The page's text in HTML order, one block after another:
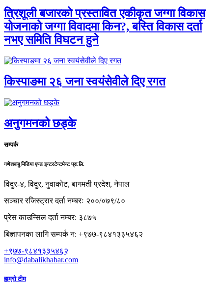
त्रिशूली बजारको प्रस्तावित एकीकृत जग्गा विकास
योजनाको जग्गा विवादमा किन?, बस्ति विकास दर्ता
नभए समिति विघटन हुने
किस्पाङमा २६ जना स्वयंसेवीले दिए रगत
अनुगमनको छड्के
सम्पर्क
गणेशबाबु मिडिया एण्ड इन्टरटेन्टमेन्ट प्रा.लि.
विदुर-४, विदुर, नुवाकोट, बागमती प्रदेश, नेपाल
सञ्चार रजिस्ट्रार दर्ता नम्बरः २००/०७९/८०
प्रेस काउन्सिल दर्ता नम्बर: ३८७५
बिज्ञापनका लागि सम्पर्क न: +९७७-९८४१३३५४६२
+९७७-९८४१३३५४६२
info@dabalikhabar.com
हाम्रो टीम